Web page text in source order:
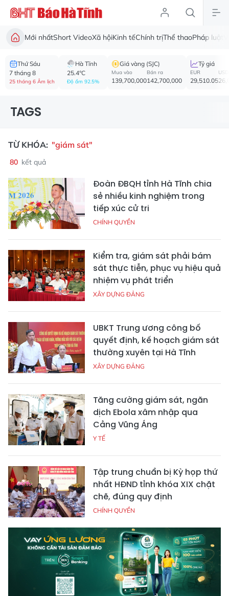
Mới nhấtShort VideoXã hộiKinh tếChính trịThể thaoPháp luật
Thứ Sáu
7 tháng 8
25 tháng 6 Âm lịch
Hà Tĩnh
25.4°C
Độ ẩm 92.5%
Giá vàng (SJC)
Mua vào
139,700,000
Bán ra
142,700,000
Tỷ giá
EUR
29,510.05
USD
TAGS
TỪ KHÓA: "giám sát"
80 kết quả
Đoàn ĐBQH tỉnh Hà Tĩnh chia
sẻ nhiều kinh nghiệm trong
tiếp xúc cử tri
CHÍNH QUYỀN
Kiểm tra, giám sát phải bám
sát thực tiễn, phục vụ hiệu quả
nhiệm vụ phát triển
XÂY DỰNG ĐẢNG
UBKT Trung ương công bố
quyết định, kế hoạch giám sát
thường xuyên tại Hà Tĩnh
XÂY DỰNG ĐẢNG
Tăng cường giám sát, ngăn
dịch Ebola xâm nhập qua
Cảng Vũng Áng
Y TẾ
Tập trung chuẩn bị Kỳ họp thứ
nhất HĐND tỉnh khóa XIX chặt
chẽ, đúng quy định
CHÍNH QUYỀN